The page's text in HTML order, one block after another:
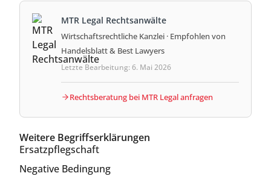
MTR Legal Rechtsanwälte
Wirtschaftsrechtliche Kanzlei · Empfohlen von
Handelsblatt & Best Lawyers
Letzte Bearbeitung: 6. Mai 2026
Rechtsberatung bei MTR Legal anfragen
Weitere Begriffserklärungen
Ersatzpflegschaft
Negative Bedingung